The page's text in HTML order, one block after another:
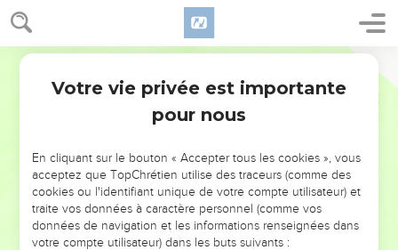
NE MANQUEZ PAS L’ÉVÉNEMENT
DE L’ANNÉE !
ET SI LEURS ERREURS POUVAIENT VOUS ÉVITER LES
VOTRES ?
Votre vie privée est importante
pour nous
En cliquant sur le bouton « Accepter tous les cookies », vous
acceptez que TopChrétien utilise des traceurs (comme des
cookies ou l'identifiant unique de votre compte utilisateur) et
traite vos données à caractère personnel (comme vos
données de navigation et les informations renseignées dans
votre compte utilisateur) dans les buts suivants :